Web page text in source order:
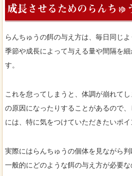
成長させるためのらんちゅ
らんちゅうの餌の与え方は、毎日同じよ
季節や成長によって与える量や間隔を
す。
これを怠ってしまうと、体調が崩れて
の原因になったりすることがあるので
には、特に気をつけていただきたいポイ
実際にはらんちゅうの個体を見ながら判
一般的にどのような餌の与え方が必要